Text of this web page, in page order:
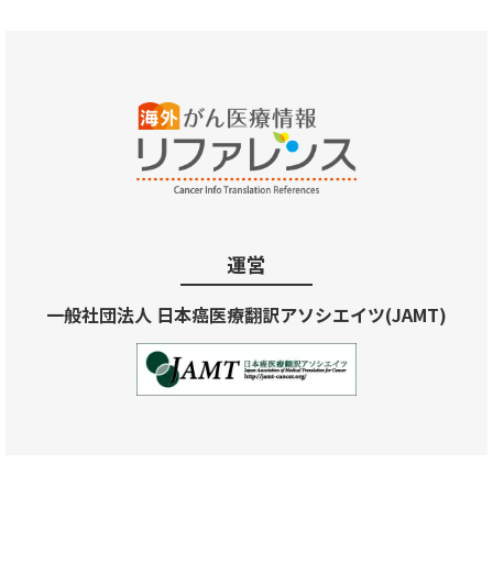
運営
一般社団法人 日本癌医療翻訳アソシエイツ(JAMT)